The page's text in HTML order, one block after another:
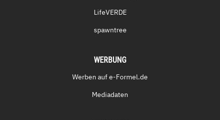
LifeVERDE
spawntree
WERBUNG
Werben auf e-Formel.de
Mediadaten